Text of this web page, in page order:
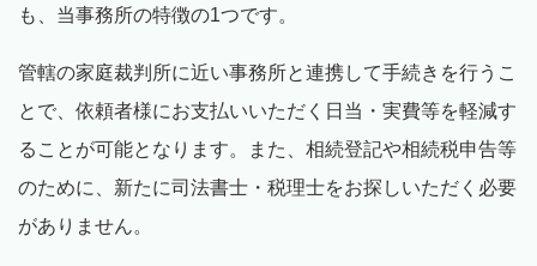
も、当事務所の特徴の1つです。
管轄の家庭裁判所に近い事務所と連携して手続きを行うこ
とで、依頼者様にお支払いいただく日当・実費等を軽減す
ることが可能となります。また、相続登記や相続税申告等
のために、新たに司法書士・税理士をお探しいただく必要
がありません。